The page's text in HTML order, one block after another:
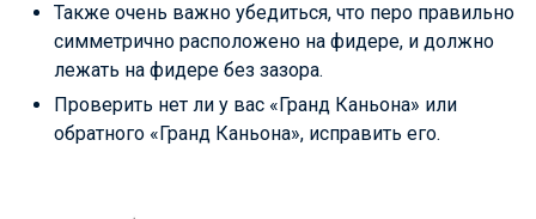
Также очень важно убедиться, что перо правильно
симметрично расположено на фидере, и должно
лежать на фидере без зазора.
Проверить нет ли у вас «Гранд Каньона» или
обратного «Гранд Каньона», исправить его.